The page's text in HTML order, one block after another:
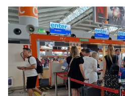
krótkie wyjazdy po Europie,
turystów planuje również
Jakie kierunki będą
zimowe wyjazdy? Eksperci
przeanalizowali, które
wybierają Polacy. Podają
zdobycie najtańszych
“szansa na upolowanie
przystępnej dla portfela